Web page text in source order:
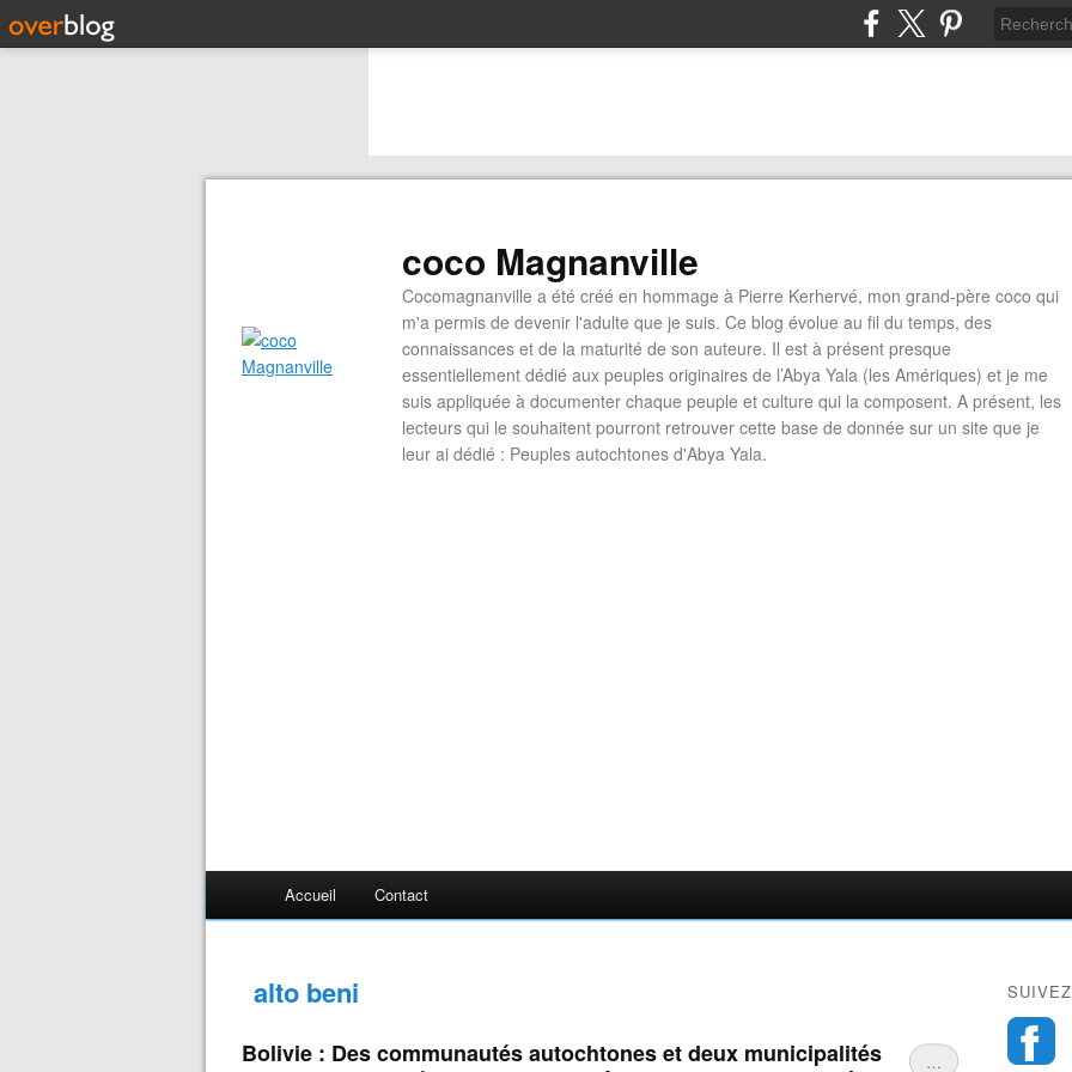
coco Magnanville
Cocomagnanville a été créé en hommage à Pierre Kerhervé, mon grand-père coco qui
m'a permis de devenir l'adulte que je suis. Ce blog évolue au fil du temps, des
connaissances et de la maturité de son auteure. Il est à présent presque
essentiellement dédié aux peuples originaires de l’Abya Yala (les Amériques) et je me
suis appliquée à documenter chaque peuple et culture qui la composent. A présent, les
lecteurs qui le souhaitent pourront retrouver cette base de donnée sur un site que je
leur ai dédié : Peuples autochtones d'Abya Yala.
Accueil Contact
alto beni
…
Bolivie : Des communautés autochtones et deux municipalités